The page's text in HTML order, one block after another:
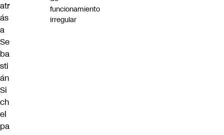
atr
ás
a
Se
ba
sti
án
Si
ch
el
pa
funcionamiento
irregular